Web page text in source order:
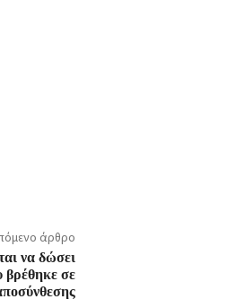
άρθρο
να δώσει
βρέθηκε σε